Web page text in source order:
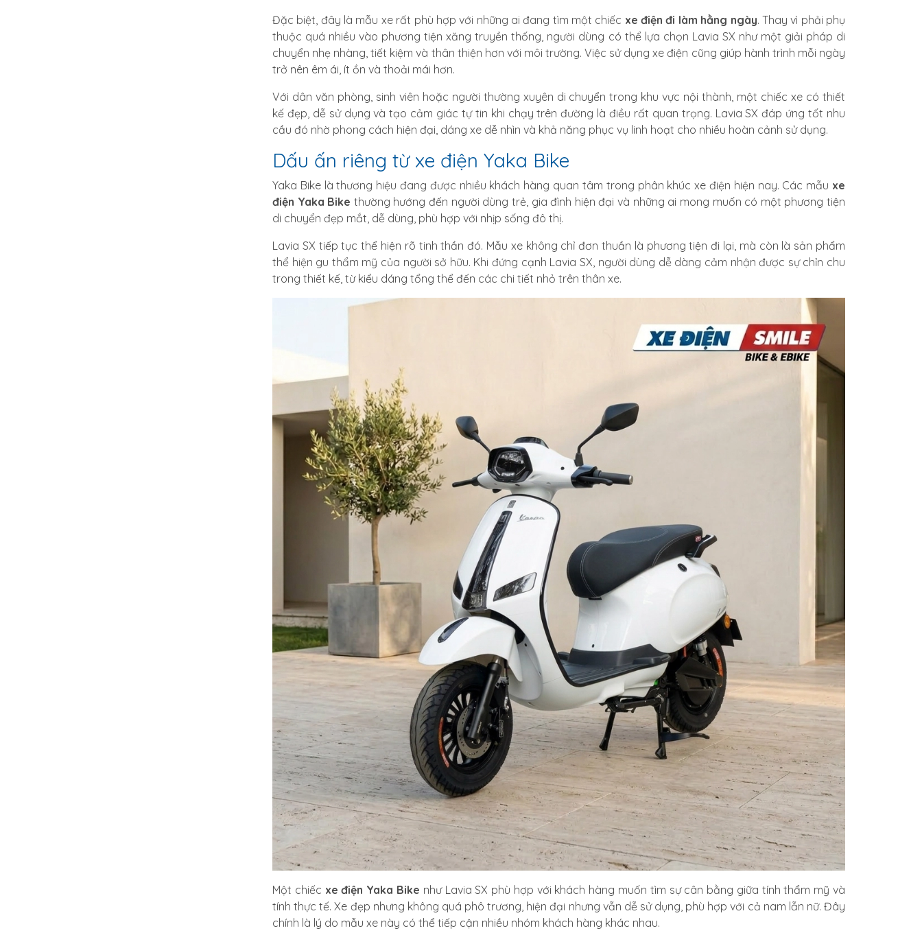
Đặc biệt, đây là mẫu xe rất phù hợp với những ai đang tìm một chiếc xe điện đi làm hằng ngày. Thay vì phải phụ
thuộc quá nhiều vào phương tiện xăng truyền thống, người dùng có thể lựa chọn Lavia SX như một giải pháp di
chuyển nhẹ nhàng, tiết kiệm và thân thiện hơn với môi trường. Việc sử dụng xe điện cũng giúp hành trình mỗi ngày
trở nên êm ái, ít ồn và thoải mái hơn.
Với dân văn phòng, sinh viên hoặc người thường xuyên di chuyển trong khu vực nội thành, một chiếc xe có thiết
kế đẹp, dễ sử dụng và tạo cảm giác tự tin khi chạy trên đường là điều rất quan trọng. Lavia SX đáp ứng tốt nhu
cầu đó nhờ phong cách hiện đại, dáng xe dễ nhìn và khả năng phục vụ linh hoạt cho nhiều hoàn cảnh sử dụng.
Dấu ấn riêng từ xe điện Yaka Bike
Yaka Bike là thương hiệu đang được nhiều khách hàng quan tâm trong phân khúc xe điện hiện nay. Các mẫu xe
điện Yaka Bike thường hướng đến người dùng trẻ, gia đình hiện đại và những ai mong muốn có một phương tiện
di chuyển đẹp mắt, dễ dùng, phù hợp với nhịp sống đô thị.
Lavia SX tiếp tục thể hiện rõ tinh thần đó. Mẫu xe không chỉ đơn thuần là phương tiện đi lại, mà còn là sản phẩm
thể hiện gu thẩm mỹ của người sở hữu. Khi đứng cạnh Lavia SX, người dùng dễ dàng cảm nhận được sự chỉn chu
trong thiết kế, từ kiểu dáng tổng thể đến các chi tiết nhỏ trên thân xe.
Một chiếc xe điện Yaka Bike như Lavia SX phù hợp với khách hàng muốn tìm sự cân bằng giữa tính thẩm mỹ và
tính thực tế. Xe đẹp nhưng không quá phô trương, hiện đại nhưng vẫn dễ sử dụng, phù hợp với cả nam lẫn nữ. Đây
chính là lý do mẫu xe này có thể tiếp cận nhiều nhóm khách hàng khác nhau.